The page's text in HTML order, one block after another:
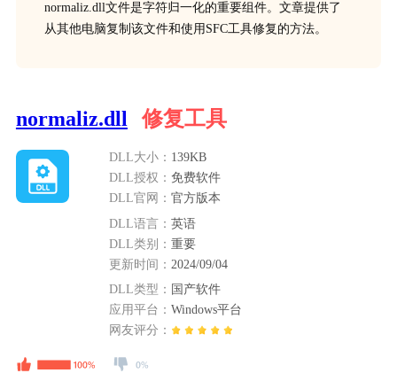
normaliz.dll文件是字符归一化的重要组件。文章提供了
从其他电脑复制该文件和使用SFC工具修复的方法。
normaliz.dll 修复工具
DLL大小： 139KB
DLL授权： 免费软件
DLL官网： 官方版本
DLL语言： 英语
DLL类别： 重要
更新时间： 2024/09/04
DLL类型： 国产软件
应用平台： Windows平台
网友评分：